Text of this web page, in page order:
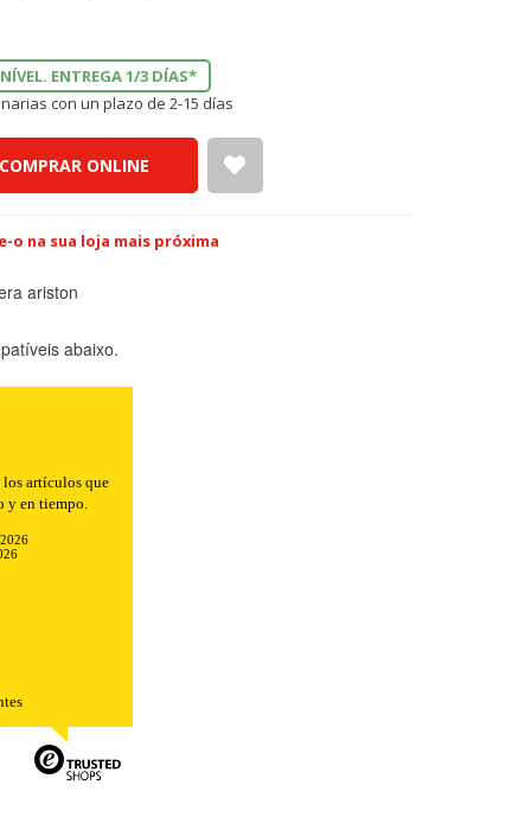
ENTREGA 1/3 DÍAS*
con un plazo de 2-15 días
COMPRAR ONLINE
o na sua loja mais próxima
ariston
abaixo.
los artículos que
y en tiempo.
Puede configurar su